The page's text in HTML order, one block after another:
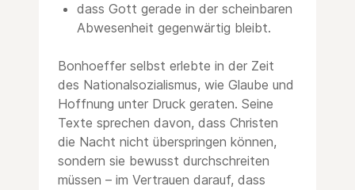
dass Gott gerade in der scheinbaren
Abwesenheit gegenwärtig bleibt.
Bonhoeffer selbst erlebte in der Zeit
des Nationalsozialismus, wie Glaube und
Hoffnung unter Druck geraten. Seine
Texte sprechen davon, dass Christen
die Nacht nicht überspringen können,
sondern sie bewusst durchschreiten
müssen – im Vertrauen darauf, dass